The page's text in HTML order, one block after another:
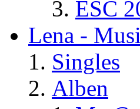
ESC
Lena -
Singles
Alben